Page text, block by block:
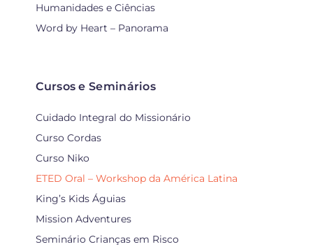
Humanidades e Ciências
Word by Heart – Panorama
Cursos e Seminários
Cuidado Integral do Missionário
Curso Cordas
Curso Niko
ETED Oral – Workshop da América Latina
King’s Kids Águias
Mission Adventures
Seminário Crianças em Risco